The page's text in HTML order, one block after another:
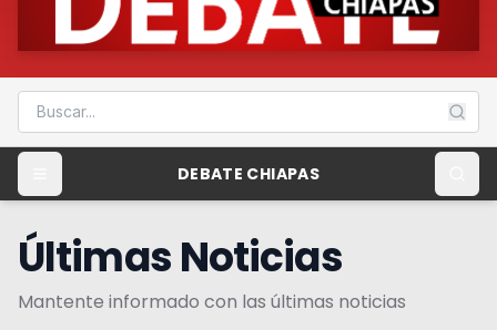
DEBATE CHIAPAS
Últimas Noticias
Mantente informado con las últimas noticias